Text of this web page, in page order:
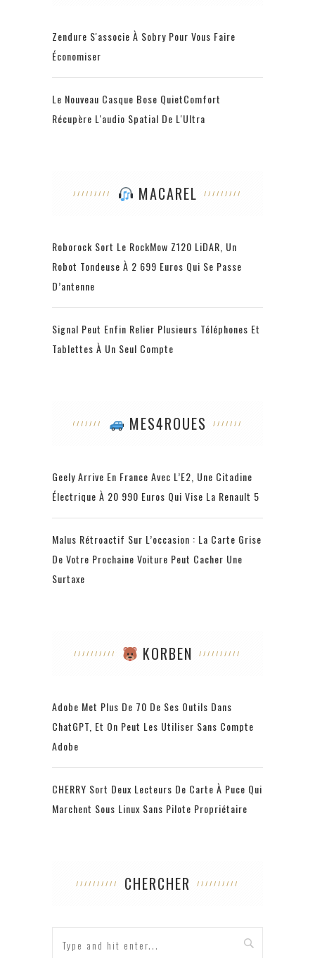
Zendure S'associe À Sobry Pour Vous Faire
Économiser
Le Nouveau Casque Bose QuietComfort
Récupère L'audio Spatial De L'Ultra
MACAREL
Roborock Sort Le RockMow Z120 LiDAR, Un
Robot Tondeuse À 2 699 Euros Qui Se Passe
D’antenne
Signal Peut Enfin Relier Plusieurs Téléphones Et
Tablettes À Un Seul Compte
MES4ROUES
Geely Arrive En France Avec L’E2, Une Citadine
Électrique À 20 990 Euros Qui Vise La Renault 5
Malus Rétroactif Sur L’occasion : La Carte Grise
De Votre Prochaine Voiture Peut Cacher Une
Surtaxe
KORBEN
Adobe Met Plus De 70 De Ses Outils Dans
ChatGPT, Et On Peut Les Utiliser Sans Compte
Adobe
CHERRY Sort Deux Lecteurs De Carte À Puce Qui
Marchent Sous Linux Sans Pilote Propriétaire
CHERCHER